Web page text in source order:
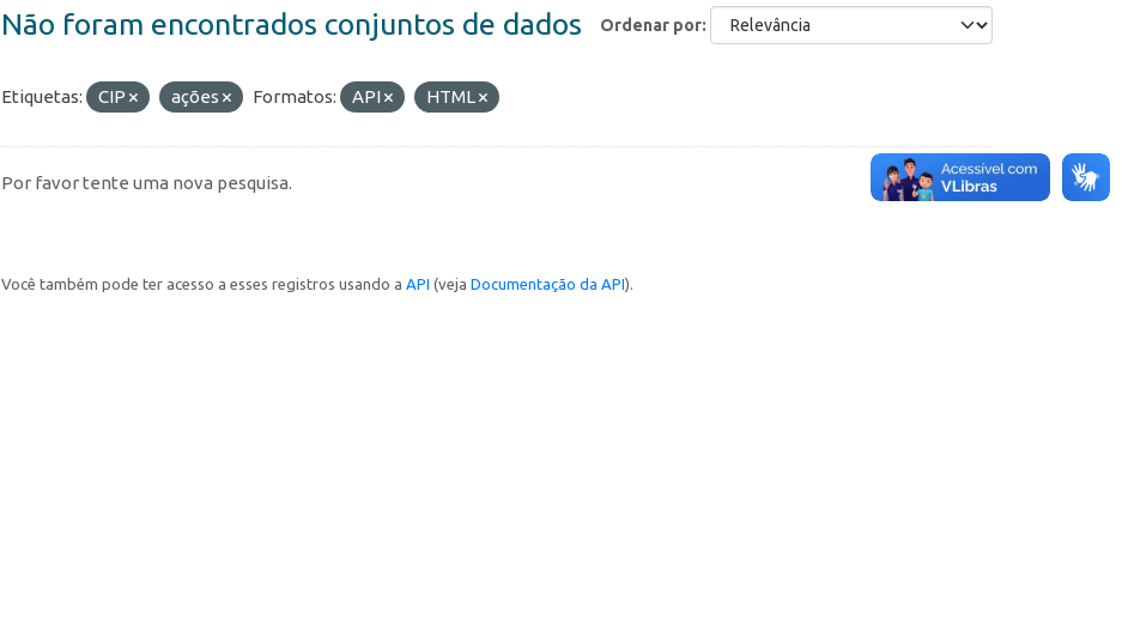
Ordenar por
Não foram encontrados conjuntos de dados
Etiquetas: CIP ações Formatos: API HTML
Por favor tente uma nova pesquisa.
Você também pode ter acesso a esses registros usando a API (veja Documentação da API).